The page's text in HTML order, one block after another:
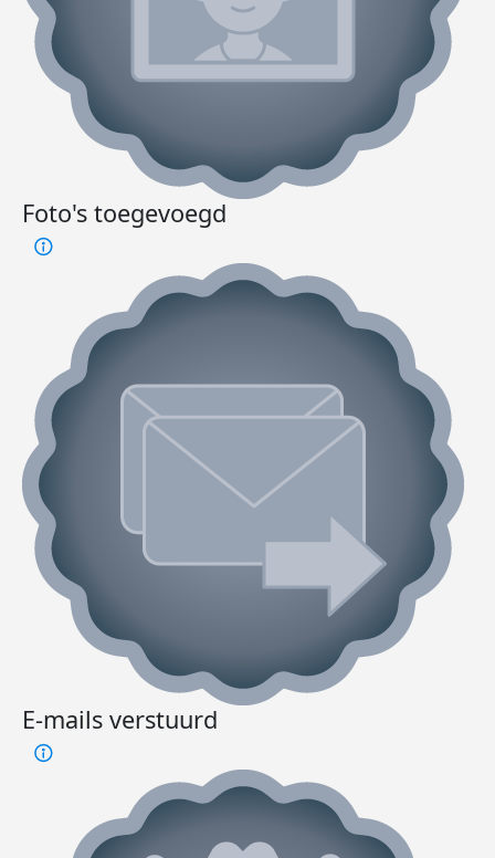
Foto's toegevoegd
E-mails verstuurd